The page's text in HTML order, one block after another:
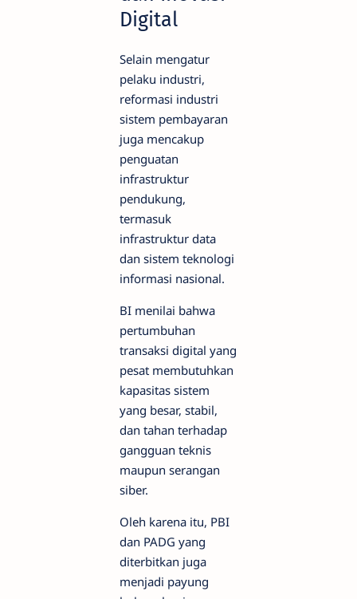
Digital
Selain mengatur
pelaku industri,
reformasi industri
sistem pembayaran
juga mencakup
penguatan
infrastruktur
pendukung,
termasuk
infrastruktur data
dan sistem teknologi
informasi nasional.
BI menilai bahwa
pertumbuhan
transaksi digital yang
pesat membutuhkan
kapasitas sistem
yang besar, stabil,
dan tahan terhadap
gangguan teknis
maupun serangan
siber.
Oleh karena itu, PBI
dan PADG yang
diterbitkan juga
menjadi payung